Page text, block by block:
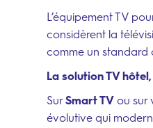
L’équipement TV
considèrent la
comme un standard
La solution TV
SurSmart TV ou sur
évolutive qui